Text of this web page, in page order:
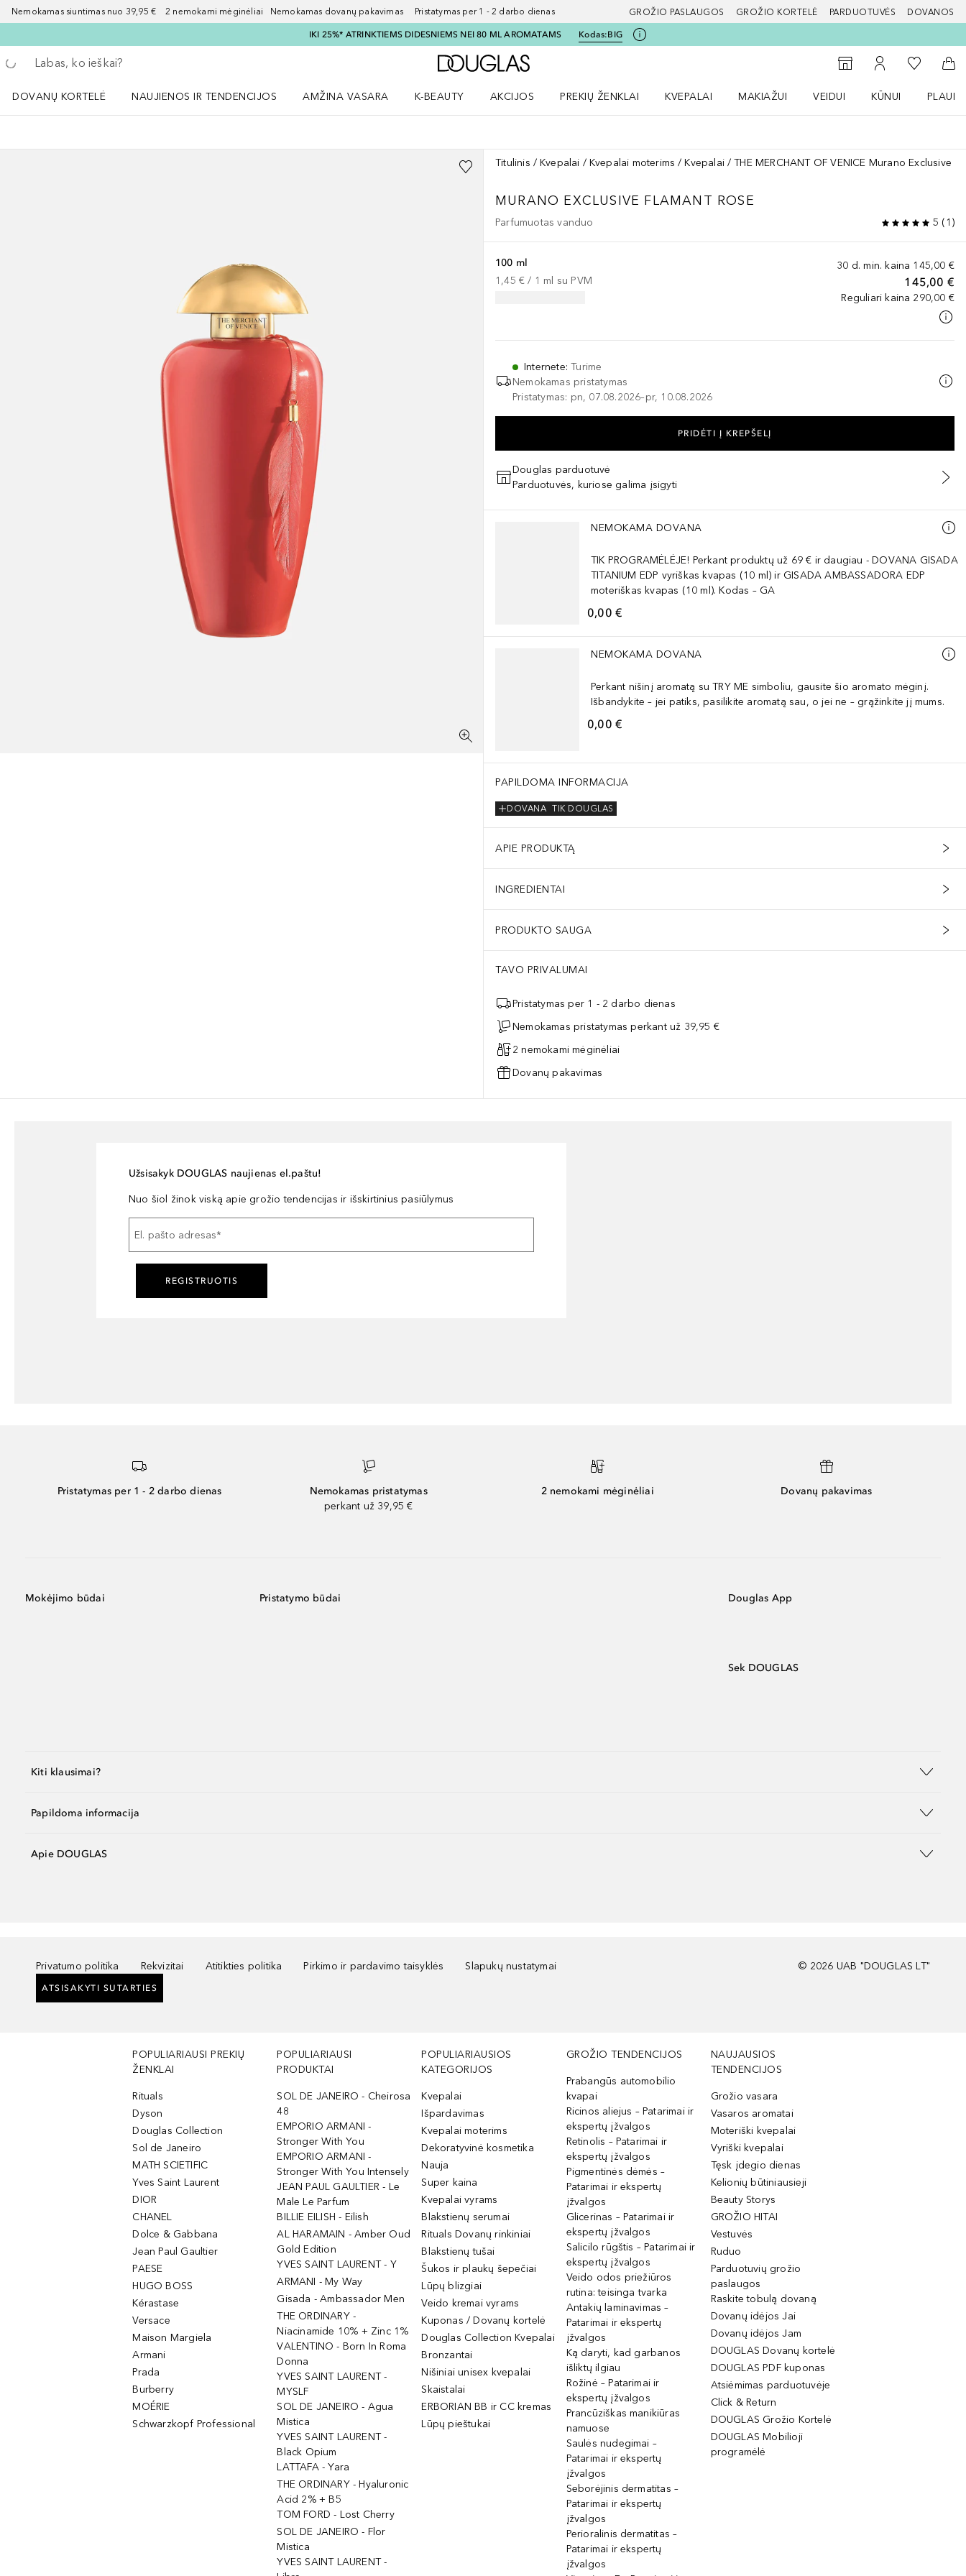
Nemokamas siuntimas nuo 39,95 € 2 nemokami mėginėliai Nemokamas dovanų pakavimas Pristatymas per 1 - 2 darbo dienas GROŽIO PASLAUGOS GROŽIO KORTELĖ PARDUOTUVĖS DOVANOS
IKI 25%* ATRINKTIEMS DIDESNIEMS NEI 80 ML AROMATAMS Kodas:BIG
Grįžk atgal
Vykdykite paiešką
Į Douglas pagrindinį puslapį
Į parduotuvių paiešką
Į mano paskyrą
Į mano
Į
DOVANŲ KORTELĖ
NAUJIENOS IR TENDENCIJOS
AMŽINA VASARA
K-BEAUTY
AKCIJOS
PREKIŲ ŽENKLAI
KVEPALAI
MAKIAŽUI
VEIDUI
KŪNUI
Titulinis Kvepalai Kvepalai moterims Kvepalai THE MERCHANT OF VENICE Murano Exclusive
MURANO EXCLUSIVE FLAMANT ROSE
Parfumuotas vanduo 5 ( 1 )
30 d. min. kaina 145,00 €
145,00 €
Reguliari kaina 290,00 €
100 ml
1,45 € / 1 ml su PVM
Internete:Turime
Nemokamas pristatymas
Pristatymas: pn, 07.08.2026–pr, 10.08.2026
PRIDĖTI Į KREPŠELĮ
Douglas parduotuvė
Parduotuvės, kuriose galima įsigyti
Praleisti slankiklį
NEMOKAMA DOVANA
TIK PROGRAMĖLĖJE! Perkant produktų už 69 € ir daugiau - DOVANA GISADA
TITANIUM EDP vyriškas kvapas (10 ml) ir GISADA AMBASSADORA EDP
moteriškas kvapas (10 ml). Kodas – GA
0,00 €
Praleisti slankiklį
NEMOKAMA DOVANA
Perkant nišinį aromatą su TRY ME simboliu, gausite šio aromato mėginį.
Išbandykite – jei patiks, pasilikite aromatą sau, o jei ne – grąžinkite jį mums.
0,00 €
PAPILDOMA INFORMACIJA
TIK DOUGLAS
DOVANA
APIE PRODUKTĄ
INGREDIENTAI
PRODUKTO SAUGA
TAVO PRIVALUMAI
Pristatymas per 1 - 2 darbo dienas
Nemokamas pristatymas perkant už 39,95 €
2 nemokami mėginėliai
Dovanų pakavimas
Užsisakyk DOUGLAS naujienas el.paštu!
Nuo šiol žinok viską apie grožio tendencijas ir išskirtinius pasiūlymus
El. pašto adresas*
REGISTRUOTIS
Pristatymas per 1 - 2 darbo dienas
Nemokamas pristatymas
perkant už 39,95 €
2 nemokami mėginėliai Dovanų pakavimas
Mokėjimo būdai Pristatymo būdai Douglas App
Sek DOUGLAS
Kiti klausimai?
Papildoma informacija
Apie DOUGLAS
Privatumo politika Rekvizitai Atitikties politika Pirkimo ir pardavimo taisyklės Slapukų nustatymai
ATSISAKYTI SUTARTIES
© 2026 UAB "DOUGLAS LT"
POPULIARIAUSI PREKIŲ
ŽENKLAI
Rituals
Dyson
Douglas Collection
Sol de Janeiro
MATH SCIETIFIC
Yves Saint Laurent
DIOR
CHANEL
Dolce & Gabbana
Jean Paul Gaultier
PAESE
HUGO BOSS
Kérastase
Versace
Maison Margiela
Armani
Prada
Burberry
MOÉRIE
Schwarzkopf Professional
POPULIARIAUSI
PRODUKTAI
SOL DE JANEIRO - Cheirosa
48
EMPORIO ARMANI -
Stronger With You
EMPORIO ARMANI -
Stronger With You Intensely
JEAN PAUL GAULTIER - Le
Male Le Parfum
BILLIE EILISH - Eilish
AL HARAMAIN - Amber Oud
Gold Edition
YVES SAINT LAURENT - Y
ARMANI - My Way
Gisada - Ambassador Men
THE ORDINARY -
Niacinamide 10% + Zinc 1%
VALENTINO - Born In Roma
Donna
YVES SAINT LAURENT -
MYSLF
SOL DE JANEIRO - Agua
Mistica
YVES SAINT LAURENT -
Black Opium
LATTAFA - Yara
THE ORDINARY - Hyaluronic
Acid 2% + B5
TOM FORD - Lost Cherry
SOL DE JANEIRO - Flor
Mistica
YVES SAINT LAURENT -
POPULIARIAUSIOS
KATEGORIJOS
Kvepalai
Išpardavimas
Kvepalai moterims
Dekoratyvinė kosmetika
Nauja
Super kaina
Kvepalai vyrams
Blakstienų serumai
Rituals Dovanų rinkiniai
Blakstienų tušai
Šukos ir plaukų šepečiai
Lūpų blizgiai
Veido kremai vyrams
Kuponas / Dovanų kortelė
Douglas Collection Kvepalai
Bronzantai
Nišiniai unisex kvepalai
Skaistalai
ERBORIAN BB ir CC kremas
Lūpų pieštukai
GROŽIO TENDENCIJOS
Prabangūs automobilio
kvapai
Ricinos aliejus – Patarimai ir
ekspertų įžvalgos
Retinolis – Patarimai ir
ekspertų įžvalgos
Pigmentinės dėmės –
Patarimai ir ekspertų
įžvalgos
Glicerinas – Patarimai ir
ekspertų įžvalgos
Salicilo rūgštis – Patarimai ir
ekspertų įžvalgos
Veido odos priežiūros
rutina: teisinga tvarka
Antakių laminavimas –
Patarimai ir ekspertų
įžvalgos
Ką daryti, kad garbanos
išliktų ilgiau
Rožinė – Patarimai ir
ekspertų įžvalgos
Prancūziškas manikiūras
namuose
Saulės nudegimai –
Patarimai ir ekspertų
įžvalgos
Seborėjinis dermatitas –
Patarimai ir ekspertų
įžvalgos
Perioralinis dermatitas –
Patarimai ir ekspertų
įžvalgos
NAUJAUSIOS
TENDENCIJOS
Grožio vasara
Vasaros aromatai
Moteriški kvepalai
Vyriški kvepalai
Tęsk įdegio dienas
Kelionių būtiniausieji
Beauty Storys
GROŽIO HITAI
Vestuvės
Ruduo
Parduotuvių grožio
paslaugos
Raskite tobulą dovaną
Dovanų idėjos Jai
Dovanų idėjos Jam
DOUGLAS Dovanų kortelė
DOUGLAS PDF kuponas
Atsiėmimas parduotuvėje
Click & Return
DOUGLAS Grožio Kortelė
DOUGLAS Mobilioji
programėlė